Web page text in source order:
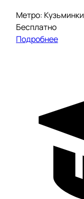
Метро: Кузьминки
Бесплатно
Подробнее